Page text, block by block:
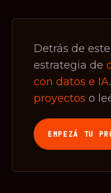
Detrás de
estrategia de
con datos e IA
proyectos o
EMPEZÁ TU